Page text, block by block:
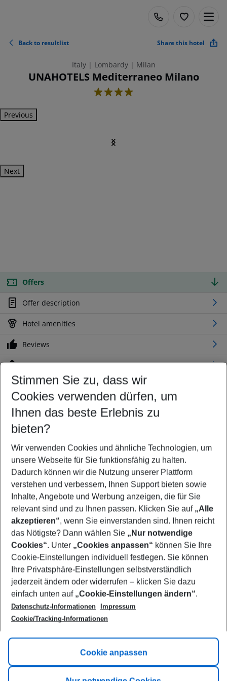
Back to resultlist Share this hotel
Italy | Lombardy | Milan
UNAHOTELS Mediterraneo Milano
4
Previous
Next
Offers
Offer description
Hotel amenities
Reviews
Location
Customize your offer
Find the perfect deal which suits your best
Your departure airport
Any airport
Select your date range
10/08/26–08/08/27 5-8 nights
Who will travel
2 adults No children
Show more filter
Footer
Footer navigation
Title A
Link A
Stimmen Sie zu, dass wir
Cookies verwenden dürfen, um
Ihnen das beste Erlebnis zu
bieten?
Wir verwenden Cookies und ähnliche Technologien, um
unsere Webseite für Sie funktionsfähig zu halten.
Dadurch können wir die Nutzung unserer Plattform
verstehen und verbessern, Ihnen Support bieten sowie
Inhalte, Angebote und Werbung anzeigen, die für Sie
relevant sind und zu Ihnen passen. Klicken Sie auf „Alle
akzeptieren“, wenn Sie einverstanden sind. Ihnen reicht
das Nötigste? Dann wählen Sie „Nur notwendige
Cookies“. Unter „Cookies anpassen“ können Sie Ihre
Cookie-Einstellungen individuell festlegen. Sie können
Ihre Privatsphäre-Einstellungen selbstverständlich
jederzeit ändern oder widerrufen – klicken Sie dazu
einfach unten auf „Cookie-Einstellungen ändern“.
Datenschutz-Informationen
Impressum
Cookie/Tracking-Informationen
Cookie anpassen